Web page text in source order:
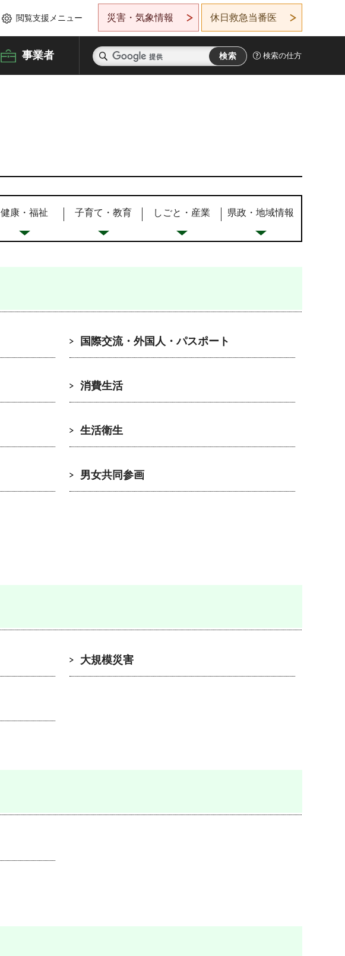
閲覧支援メニュー 災害・気象情報 休日救急当番医
事業者 検索の仕方
健康・福祉 子育て・教育 しごと・産業 県政・地域情報
国際交流・外国人・パスポート
消費生活
生活衛生
男女共同参画
大規模災害